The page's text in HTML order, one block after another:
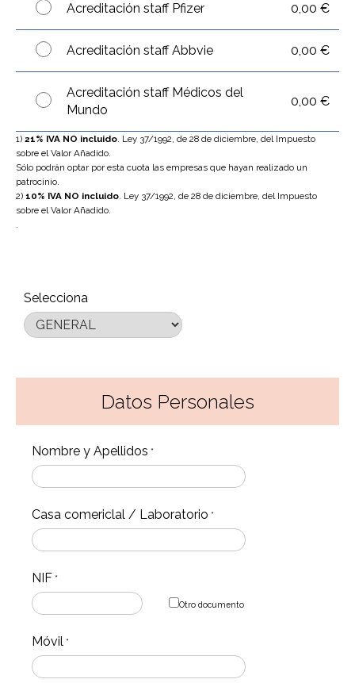
Acreditación staff Pfizer 0,00 €
Acreditación staff Abbvie 0,00 €
Acreditación staff Médicos del
Mundo
0,00 €
1) 21% IVA NO incluido. Ley 37/1992, de 28 de diciembre, del Impuesto
sobre el Valor Añadido.
Sólo podrán optar por esta cuota las empresas que hayan realizado un
patrocinio.
2) 10% IVA NO incluido. Ley 37/1992, de 28 de diciembre, del Impuesto
sobre el Valor Añadido.
.
Selecciona
Datos Personales
Nombre y Apellidos *
Casa comericlal / Laboratorio *
NIF *
Otro documento
Móvil *